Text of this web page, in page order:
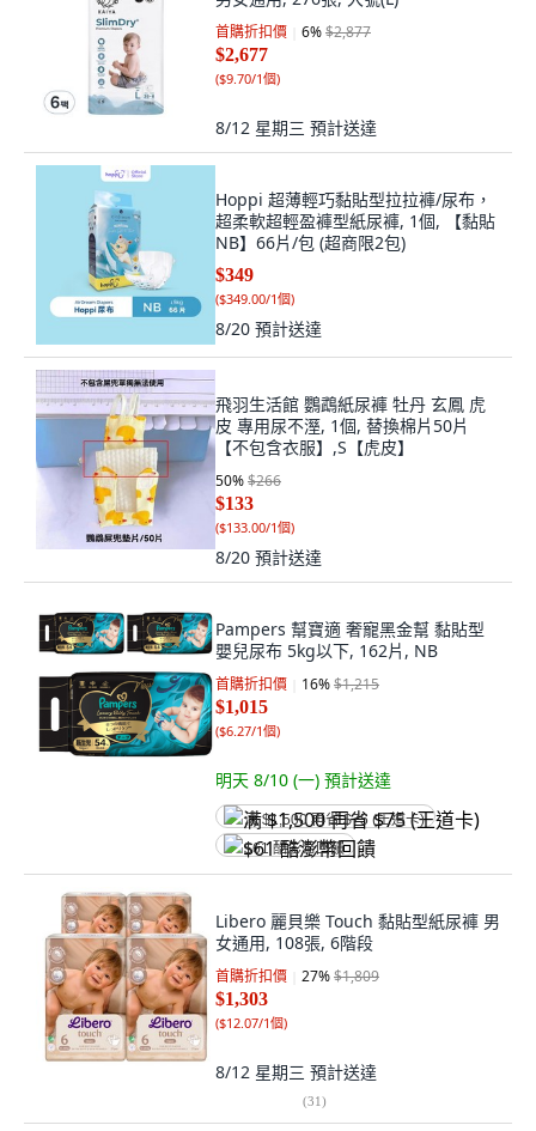
首購折扣價 6%$2,877
$2,677
($9.70/1個)
8/12 星期三 預計送達
Hoppi 超薄輕巧黏貼型拉拉褲/尿布，
超柔軟超輕盈褲型紙尿褲, 1個, 【黏貼
NB】66片/包 (超商限2包)
$349
($349.00/1個)
8/20 預計送達
飛羽生活館 鸚鵡紙尿褲 牡丹 玄鳳 虎
皮 專用尿不溼, 1個, 替換棉片50片
【不包含衣服】,S【虎皮】
50%$266
$133
($133.00/1個)
8/20 預計送達
Pampers 幫寶適 奢寵黑金幫 黏貼型
嬰兒尿布 5kg以下, 162片, NB
首購折扣價 16%$1,215
$1,015
($6.27/1個)
明天 8/10 (一) 預計送達
满 $1,500 再省 $75 (王道卡)
$61 酷澎幣回饋
Libero 麗貝樂 Touch 黏貼型紙尿褲 男
女通用, 108張, 6階段
首購折扣價 27%$1,809
$1,303
($12.07/1個)
8/12 星期三 預計送達
(31)